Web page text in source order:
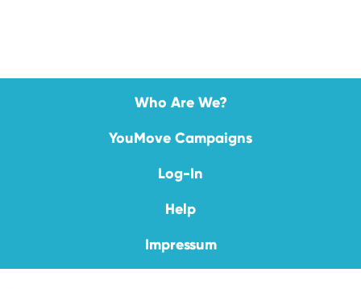
Who Are We?
YouMove Campaigns
Log-In
Help
Impressum